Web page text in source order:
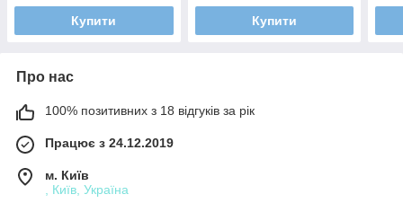
Купити
мінус/сфера/астигматика
Купити
Про нас
100% позитивних з 18 відгуків за рік
Працює з 24.12.2019
м. Київ
, Київ, Україна